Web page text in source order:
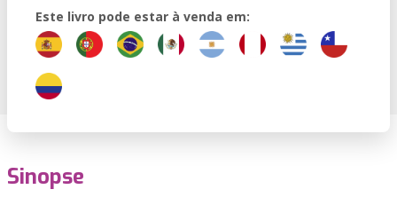
Este livro pode estar à venda em:
Sinopse